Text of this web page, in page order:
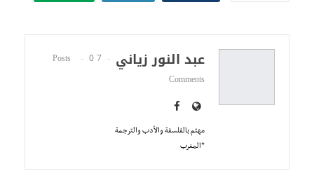
عبد النور زياني 7 Posts
0
Comments
مهتم بالفلسفة والأدب والترجمة
*المغرب